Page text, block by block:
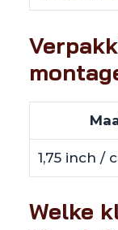
1,75 inch /
Welke